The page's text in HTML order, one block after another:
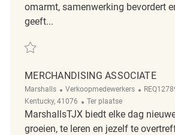
omarmt, samenwerking bevordert
geeft...
Redden Merchandising Associate REQ96065
MERCHANDISING ASSOCIATE
Marshalls Categorie
Verkoopmedewerkers ReqId
Kentucky, 41076
Afgelegen
Ter plaatse
MarshallsTJX biedt elke dag
groeien, te leren en jezelf te